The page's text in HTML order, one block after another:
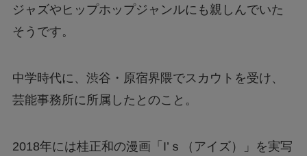
ジャズやヒップホップジャンルにも親しんでいた
そうです。
中学時代に、渋谷・原宿界隈でスカウトを受け、
芸能事務所に所属したとのこと。
2018年には桂正和の漫画「I’ｓ（アイズ）」を実写